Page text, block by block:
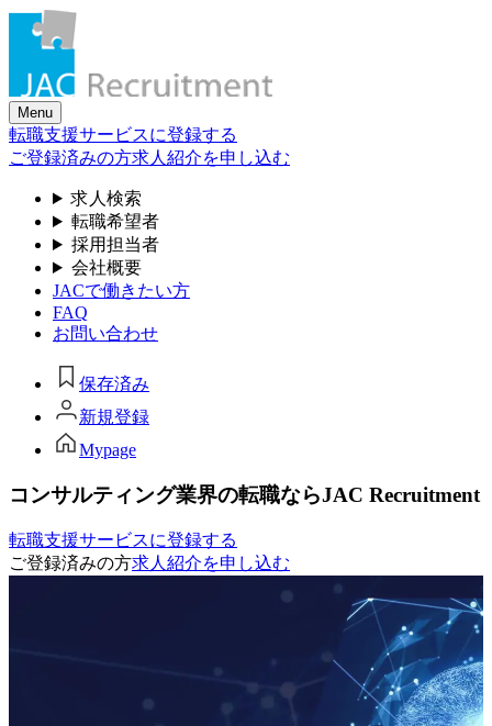
Skip
content
Menu
転職支援サービスに登録する
ご登録済みの方求人紹介を申し込む
求人検索
転職希望者
採用担当者
会社概要
JACで働きたい方
FAQ
お問い合わせ
保存済み
新規登録
Mypage
コンサルティング業界の転職ならJAC Recruitment
転職支援サービスに登録する
ご登録済みの方求人紹介を申し込む